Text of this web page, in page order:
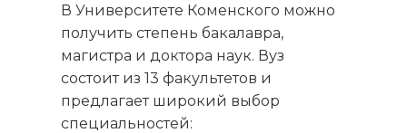
В Университете Коменского можно
получить степень бакалавра,
магистра и доктора наук. Вуз
состоит из 13 факультетов и
предлагает широкий выбор
специальностей: